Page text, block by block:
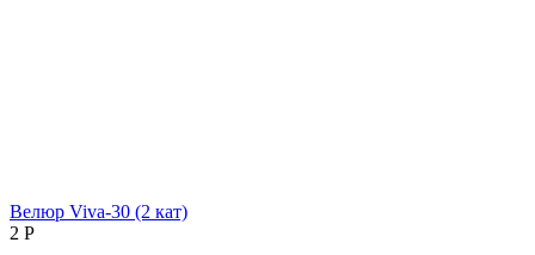
Велюр Viva-30 (2 кат)
2 Р